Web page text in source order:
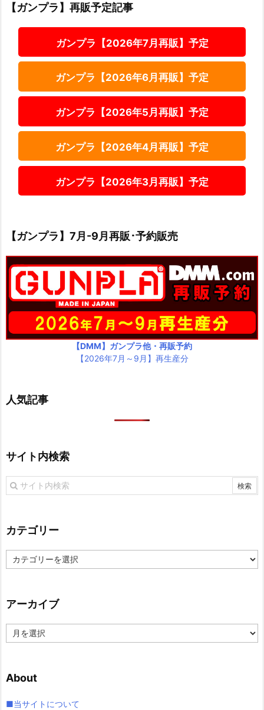
【ガンプラ】再販予定記事
ガンプラ【2026年7月再販】予定
ガンプラ【2026年6月再販】予定
ガンプラ【2026年5月再販】予定
ガンプラ【2026年4月再販】予定
ガンプラ【2026年3月再販】予定
【ガンプラ】7月-9月再販･予約販売
【DMM】ガンプラ他・再販予約
【2026年7月～9月】再生産分
人気記事
サイト内検索
カテゴリー
テ
ー
アーカイブ
ー
ブ
About
■当サイトについて